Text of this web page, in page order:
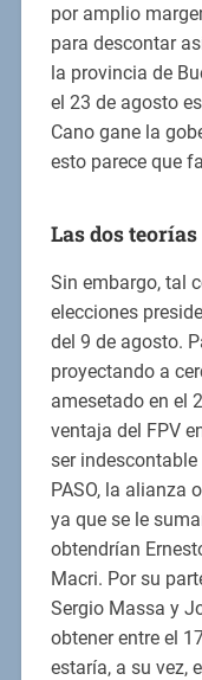
por amplio
para descontar
la provincia de
el 23 de agosto
Cano gane la
esto parece que
Las dos teorías
Sin embargo, tal
elecciones
del 9 de agosto.
proyectando a
amesetado en el
ventaja del FPV
ser indescontable
PASO, la alianza
ya que se le
obtendrían
Macri. Por su
Sergio Massa y
obtener entre el
estaría, a su vez,